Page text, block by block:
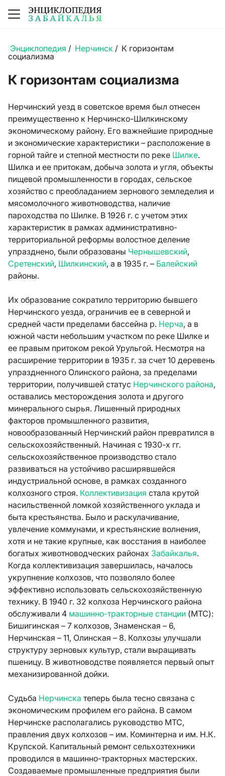
Энциклопедия / Нерчинск / К горизонтам
социализма
К горизонтам социализма
Нерчинский уезд в советское время был отнесен
преимущественно к Нерчинско-Шилкинскому
экономическому району. Его важнейшие природные
и экономические характеристики – расположение в
горной тайге и степной местности по реке Шилке.
Шилка и ее притокам, добыча золота и угля, объекты
пищевой промышленности в городах, сельское
хозяйство с преобладанием зернового земледелия и
мясомолочного животноводства, наличие
пароходства по Шилке. В 1926 г. с учетом этих
характеристик в рамках административно-
территориальной реформы волостное деление
упразднено, были образованы Чернышевский,
Сретенский, Шилкинский, а в 1935 г. – Балейский
районы.
Их образование сократило территорию бывшего
Нерчинского уезда, ограничив ее в северной и
средней части пределами бассейна р. Нерча, а в
южной части небольшим участком по реке Шилке и
ее правым притоком рекой Урульгой. Несмотря на
расширение территории в 1935 г. за счет 10 деревень
упраздненного Олинского района, за пределами
территории, получившей статус Нерчинского района,
оставались месторождения золота и другого
минерального сырья. Лишенный природных
факторов промышленного развития,
новообразованный Нерчинский район превратился в
сельскохозяйственный. Начиная с 1930-х гг.
сельскохозяйственное производство стало
развиваться на устойчиво расширявшейся
индустриальной основе, в рамках созданного
колхозного строя. Коллективизация стала крутой
насильственной ломкой хозяйственного уклада и
быта крестьянства. Было и раскулачивание,
увлечение коммунами, и крестьянские волнения,
хотя и не такие крупные, как восстания в наиболее
богатых животноводческих районах Забайкалья.
Когда коллективизация завершилась, началось
укрупнение колхозов, что позволяло более
эффективно использовать сельскохозяйственную
технику. В 1940 г. 32 колхоза Нерчинского района
обслуживали 4 машинно-тракторные станции (МТС):
Бишигинская – 7 колхозов, Знаменская – 6,
Нерчинская – 11, Олинская – 8. Колхозы улучшали
структуру зерновых культур, стали выращивать
пшеницу. В животноводстве появляется первый опыт
механизированной дойки.
Судьба Нерчинска теперь была тесно связана с
экономическим профилем его района. В самом
Нерчинске располагались руководство МТС,
правления двух колхозов – им. Коминтерна и им. Н.К.
Крупской. Капитальный ремонт сельхозтехники
проводился в машинно-тракторных мастерских.
Создаваемые промышленные предприятия были